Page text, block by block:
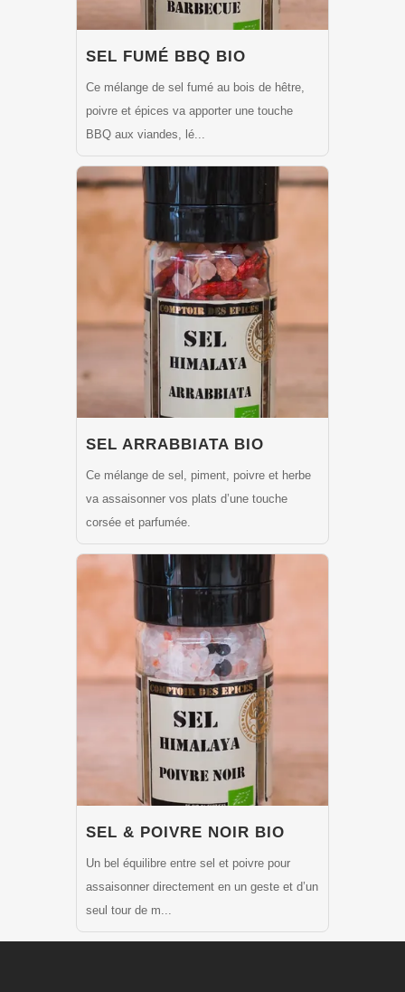
SEL FUMÉ BBQ BIO
Ce mélange de sel fumé au bois de hêtre,
poivre et épices va apporter une touche
BBQ aux viandes, lé...
SEL ARRABBIATA BIO
Ce mélange de sel, piment, poivre et herbe
va assaisonner vos plats d’une touche
corsée et parfumée.
SEL & POIVRE NOIR BIO
Un bel équilibre entre sel et poivre pour
assaisonner directement en un geste et d’un
seul tour de m...